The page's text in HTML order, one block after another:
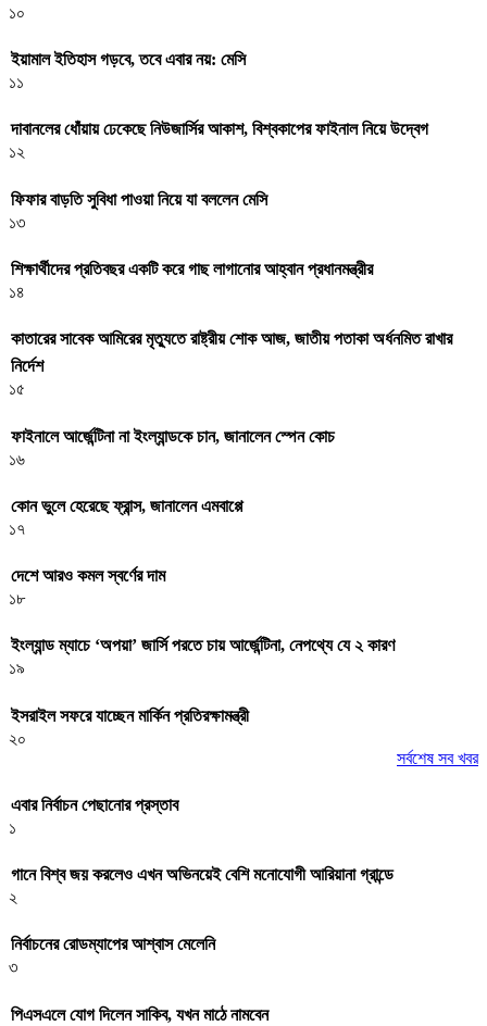
১০
ইয়ামাল ইতিহাস গড়বে, তবে এবার নয়: মেসি
১১
দাবানলের ধোঁয়ায় ঢেকেছে নিউজার্সির আকাশ, বিশ্বকাপের ফাইনাল নিয়ে উদ্বেগ
১২
ফিফার বাড়তি সুবিধা পাওয়া নিয়ে যা বললেন মেসি
১৩
শিক্ষার্থীদের প্রতিবছর একটি করে গাছ লাগানোর আহ্বান প্রধানমন্ত্রীর
১৪
কাতারের সাবেক আমিরের মৃত্যুতে রাষ্ট্রীয় শোক আজ, জাতীয় পতাকা অর্ধনমিত রাখার
নির্দেশ
১৫
ফাইনালে আর্জেন্টিনা না ইংল্যান্ডকে চান, জানালেন স্পেন কোচ
১৬
কোন ভুলে হেরেছে ফ্রান্স, জানালেন এমবাপ্পে
১৭
দেশে আরও কমল স্বর্ণের দাম
১৮
ইংল্যান্ড ম্যাচে ‘অপয়া’ জার্সি পরতে চায় আর্জেন্টিনা, নেপথ্যে যে ২ কারণ
১৯
ইসরাইল সফরে যাচ্ছেন মার্কিন প্রতিরক্ষামন্ত্রী
২০
সর্বশেষ সব খবর
এবার নির্বাচন পেছানোর প্রস্তাব
১
গানে বিশ্ব জয় করলেও এখন অভিনয়েই বেশি মনোযোগী আরিয়ানা গ্রান্ডে
২
নির্বাচনের রোডম্যাপের আশ্বাস মেলেনি
৩
পিএসএলে যোগ দিলেন সাকিব, যখন মাঠে নামবেন